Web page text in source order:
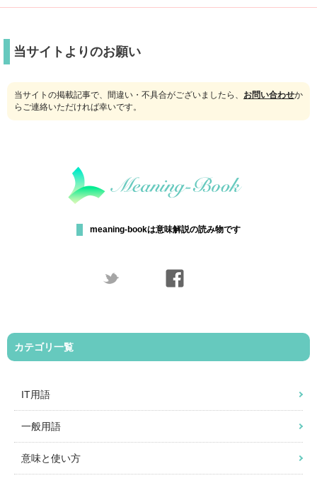
当サイトよりのお願い
当サイトの掲載記事で、間違い・不具合がございましたら、 お問い合わせか
らご連絡いただければ幸いです。
meaning-bookは意味解説の読み物です
カテゴリ一覧
IT用語
一般用語
意味と使い方